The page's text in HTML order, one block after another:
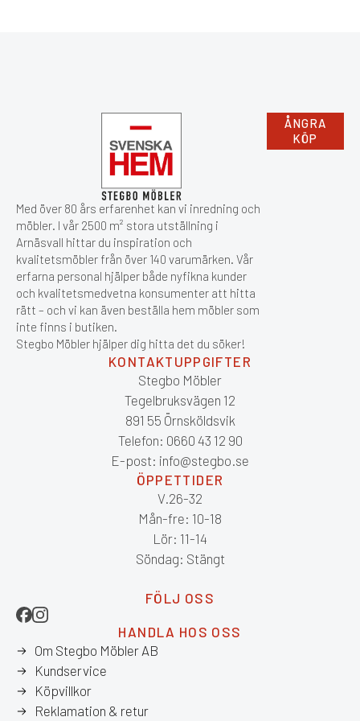
Med över 80 års erfarenhet kan vi inredning och
möbler. I vår 2500 m² stora utställning i
Arnäsvall hittar du inspiration och
kvalitetsmöbler från över 140 varumärken. Vår
erfarna personal hjälper både nyfikna kunder
och kvalitetsmedvetna konsumenter att hitta
rätt – och vi kan även beställa hem möbler som
inte finns i butiken.
Stegbo Möbler hjälper dig hitta det du söker!
ÅNGRA
KÖP
KONTAKTUPPGIFTER
Stegbo Möbler
Tegelbruksvägen 12
891 55 Örnsköldsvik
Telefon: 0660 43 12 90
E-post: info@stegbo.se
ÖPPETTIDER
V.26-32
Mån-fre: 10-18
Lör: 11-14
Söndag: Stängt
FÖLJ OSS
HANDLA HOS OSS
Om Stegbo Möbler AB
Kundservice
Köpvillkor
Reklamation & retur